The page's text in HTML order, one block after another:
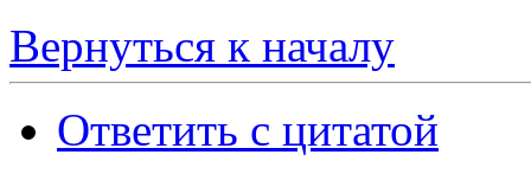
Вернуться к началу
Ответить с цитатой